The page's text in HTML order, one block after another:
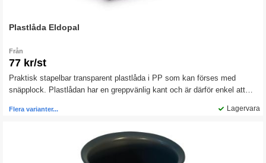
Plastlåda Eldopal
Från
77 kr/st
Praktisk stapelbar transparent plastlåda i PP som kan förses med
snäpplock. Plastlådan har en greppvänlig kant och är därför enkel att
passar lika bra att ha på lagret som i förrådet eller varför inte på
Lagervara
Flera varianter...